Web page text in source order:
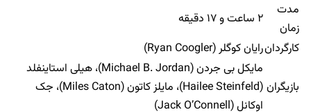
مدت
زمان
۲ ساعت و ۱۷ دقیقه
کارگردانرایان کوگلر (Ryan Coogler)
بازیگران
مایکل بی جردن (Michael B. Jordan)، هیلی استاینفلد
(Hailee Steinfeld)، مایلز کاتون (Miles Caton)، جک
اوکانل (Jack O’Connell)